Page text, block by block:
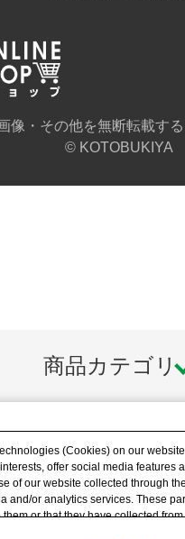
像・その他を無断転載す
© KOTOBUKIYA
商品カテゴリ
(Cookies) on our
offer social media features
of our website collected through
and/or analytics services. These
or that they have collected